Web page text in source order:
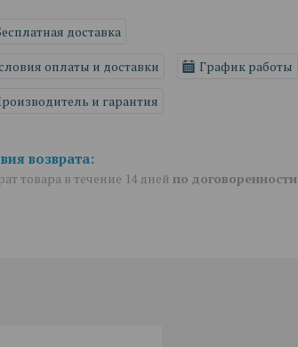
доставка
оплаты и доставки График работы
и гарантия
товара в течение 14 дней по договоренности